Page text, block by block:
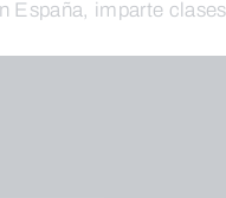
España, imparte